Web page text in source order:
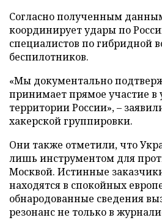
Согласно полученным
координирует удары по
специалистов по гибридной
беспилотников.
«Мы документально
принимает прямое участие в
территории России», –
хакерской группировки.
Они также отметили, что
лишь инструментом для
Москвой. Истинные
находятся в спокойных
обнародованные сведения
резонанс не только в